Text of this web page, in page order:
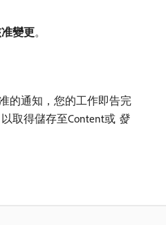
變更。
的通知，您的工作即告完
以取得儲存至Content或​ 發